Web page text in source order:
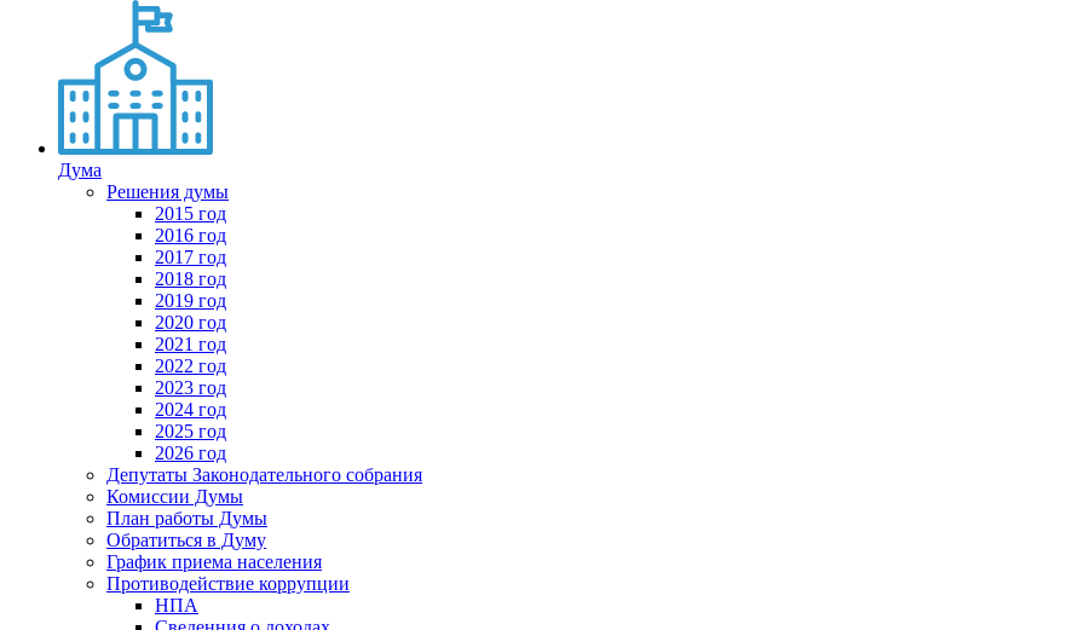
Дума
Решения думы
2015 год
2016 год
2017 год
2018 год
2019 год
2020 год
2021 год
2022 год
2023 год
2024 год
2025 год
2026 год
Депутаты Законодательного собрания
Комиссии Думы
План работы Думы
Обратиться в Думу
График приема населения
Противодействие коррупции
НПА